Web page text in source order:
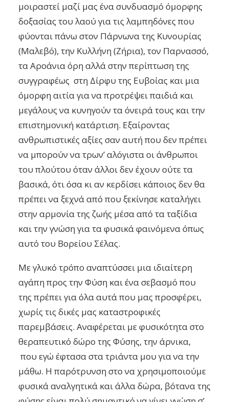
μοιραστεί μαζί μας ένα συνδυασμό όμορφης
δοξασίας του λαού για τις λαμπηδόνες που
φύονται πάνω στον Πάρνωνα της Κυνουρίας
(Μαλεβό), την Κυλλήνη (Ζήρια), τον Παρνασσό,
τα Αροάνια όρη αλλά στην περίπτωση της
συγγραφέως στη Δίρφυ της Ευβοίας και μια
όμορφη αιτία για να προτρέψει παιδιά και
μεγάλους να κυνηγούν τα όνειρά τους και την
επιστημονική κατάρτιση. Εξαίροντας
ανθρωπιστικές αξίες σαν αυτή που δεν πρέπει
να μπορούν να τρων’ αλόγιστα οι άνθρωποι
του πλούτου όταν άλλοι δεν έχουν ούτε τα
βασικά, ότι όσα κι αν κερδίσει κάποιος δεν θα
πρέπει να ξεχνά από που ξεκίνησε καταλήγει
στην αρμονία της ζωής μέσα από τα ταξίδια
και την γνώση για τα φυσικά φαινόμενα όπως
αυτό του Βορείου Σέλας.
Με γλυκό τρόπο αναπτύσσει μια ιδιαίτερη
αγάπη προς την Φύση και ένα σεβασμό που
της πρέπει για όλα αυτά που μας προσφέρει,
χωρίς τις δικές μας καταστροφικές
παρεμβάσεις. Αναφέρεται με φυσικότητα στο
θεραπευτικό δώρο της Φύσης, την άρνικα,
που εγώ έφτασα στα τριάντα μου για να την
μάθω. Η παρότρυνση στο να χρησιμοποιούμε
φυσικά αναλγητικά και άλλα δώρα, βότανα της